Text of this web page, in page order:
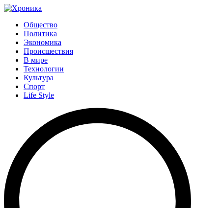
Общество
Политика
Экономика
Происшествия
В мире
Технологии
Культура
Спорт
Life Style